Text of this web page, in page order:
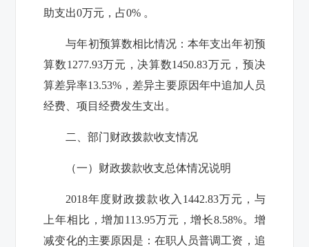
助支出0万元，占0% 。
与年初预算数相比情况：本年支出年初预
算数1277.93万元，决算数1450.83万元，预决
算差异率13.53% ，差异主要原因年中追加人员
经费、项目经费发生支出。
二、部门财政拨款收支情况
（一）财政拨款收支总体情况说明
2018年度财政拨款收入 1442.83万元，与
上年相比，增加113.95万元，增长8.58%。增
减变化的主要原因是：在职人员普调工资，追